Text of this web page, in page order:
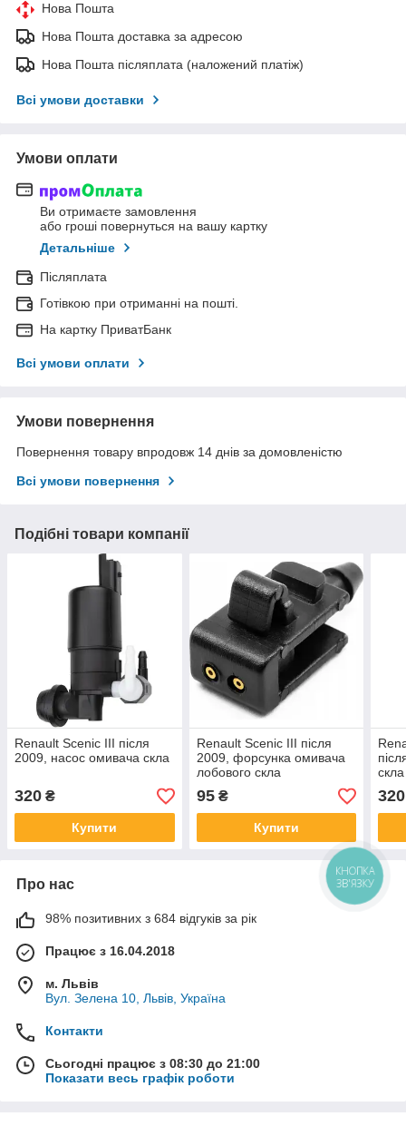
Нова Пошта
Нова Пошта доставка за адресою
Нова Пошта післяплата (наложений платіж)
Всі умови доставки
Умови оплати
Ви отримаєте замовлення
або гроші повернуться на вашу картку
Детальніше
Післяплата
Готівкою при отриманні на пошті.
На картку ПриватБанк
Всі умови оплати
Умови повернення
Повернення товару впродовж 14 днів за домовленістю
Всі умови повернення
Подібні товари компанії
Renault Scenic III після
2009, насос омивача скла
320 ₴
Купити
Renault Scenic III після
2009, форсунка омивача
лобового скла
95₴
Купити
скла
320
Про нас
98% позитивних з 684 відгуків за рік
Працює з 16.04.2018
м. Львів
Вул. Зелена 10, Львів, Україна
Контакти
Сьогодні працює з 08:30 до 21:00
Показати весь графік роботи
КНОПКА
ЗВ'ЯЗКУ